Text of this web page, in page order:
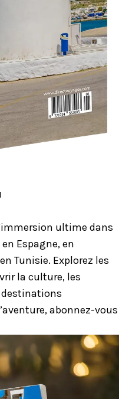
ultime dans
Espagne, en
Tunisie. Explorez les
la culture, les
destinations
abonnez-vous